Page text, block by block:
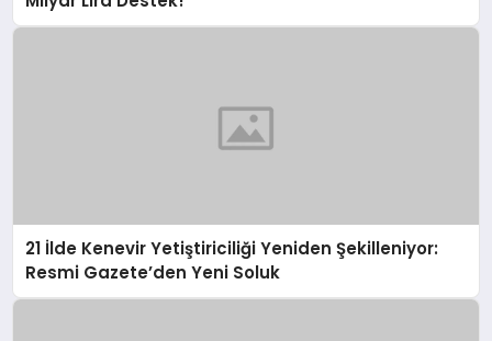
21 İlde Kenevir Yetiştiriciliği Yeniden Şekilleniyor:
Resmi Gazete’den Yeni Soluk